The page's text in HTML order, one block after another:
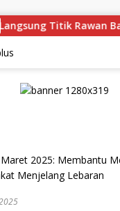
Titik Rawan